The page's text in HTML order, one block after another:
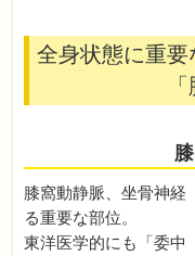
全身状態に重要
膝窩動静脈、坐骨神経
る重要な部位。
東洋医学的にも「委中